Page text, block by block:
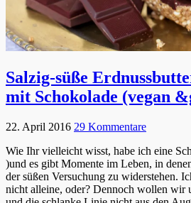
Salzig-süße
mit Schokolade (vegan
22. April 2016 29 Kommentare
Wie Ihr vielleicht wisst, habe ich eine
)und es gibt Momente im Leben, in
der süßen Versuchung zu widerstehen.
nicht alleine, oder? Dennoch wollen wir